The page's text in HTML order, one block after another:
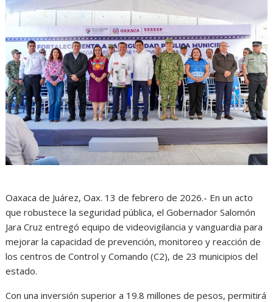
Oaxaca de Juárez, Oax. 13 de febrero de 2026.- En un acto
que robustece la seguridad pública, el Gobernador Salomón
Jara Cruz entregó equipo de videovigilancia y vanguardia para
mejorar la capacidad de prevención, monitoreo y reacción de
los centros de Control y Comando (C2), de 23 municipios del
estado.
Con una inversión superior a 19.8 millones de pesos, permitirá